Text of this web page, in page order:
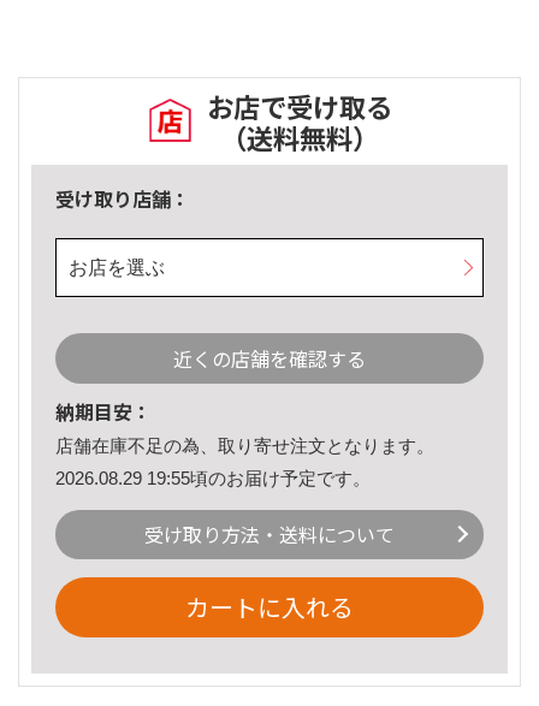
お店で受け取る
（送料無料）
受け取り店舗：
お店を選ぶ
近くの店舗を確認する
納期目安：
店舗在庫不足の為、取り寄せ注文となります。
2026.08.29 19:55頃のお届け予定です。
受け取り方法・送料について
カートに入れる